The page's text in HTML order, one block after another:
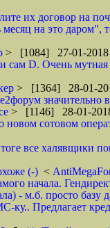
их договор на
на это даром",
> [1084] 27-01-2018
сам D. Очень
> [1364] 28-01-
> [1146] 28-01-
сотовом
все халявщики
(-) <
начала.
- м.б. просто
ку.. Предлагает